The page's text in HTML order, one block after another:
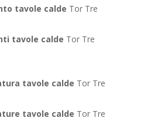
tavole calde Tor Tre
tavole calde Tor Tre
tavole calde Tor Tre
tavole calde Tor Tre